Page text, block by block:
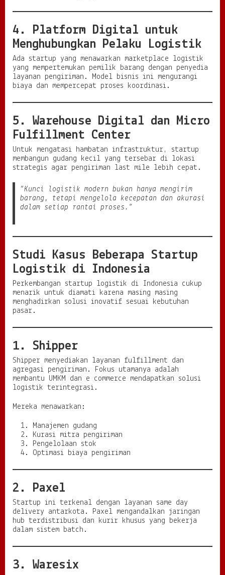
4. Platform Digital untuk
Menghubungkan Pelaku Logistik
Ada startup yang menawarkan marketplace logistik
yang mempertemukan pemilik barang dengan penyedia
layanan pengiriman. Model bisnis ini mengurangi
biaya dan mempercepat proses koordinasi.
5. Warehouse Digital dan Micro
Fulfillment Center
Untuk mengatasi hambatan infrastruktur, startup
membangun gudang kecil yang tersebar di lokasi
strategis agar pengiriman last mile lebih cepat.
“Kunci logistik modern bukan hanya mengirim
barang, tetapi mengelola kecepatan dan akurasi
dalam setiap rantai proses.”
Studi Kasus Beberapa Startup
Logistik di Indonesia
Perkembangan startup logistik di Indonesia cukup
menarik untuk diamati karena masing masing
menghadirkan solusi inovatif sesuai kebutuhan
pasar.
1. Shipper
Shipper menyediakan layanan fulfillment dan
agregasi pengiriman. Fokus utamanya adalah
membantu UMKM dan e commerce mendapatkan solusi
logistik terintegrasi.
Mereka menawarkan:
Manajemen gudang
Kurasi mitra pengiriman
Pengelolaan stok
Optimasi biaya pengiriman
2. Paxel
Startup ini terkenal dengan layanan same day
delivery antarkota. Paxel mengandalkan jaringan
hub terdistribusi dan kurir khusus yang bekerja
dalam sistem batch.
3. Waresix